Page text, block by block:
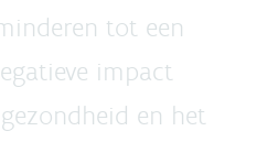
tot een
impact
en het